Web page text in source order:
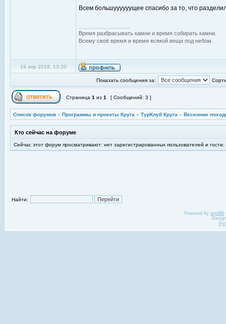
Всем большуууууущее спасибо за то, что
Время разбрасывать камни и время собирать камни.
Всему своё время и время всякой вещи под небом.
19 апр 2018, 13:20
Показать сообщения за:
Страница 1 из 1 [ Сообщений: 3 ]
Список форумов » Программы и проекты Круга » ТурКлуб Круга » Весенние
Кто сейчас на форуме
Сейчас этот форум просматривают: нет зарегистрированных пользователей и гости:
Найти:
Powered by phpBB